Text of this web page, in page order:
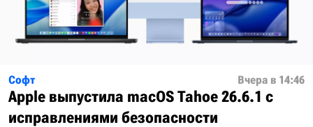
Софт Вчера в 14:46
Apple выпустила macOS Tahoe 26.6.1 с
исправлениями безопасности